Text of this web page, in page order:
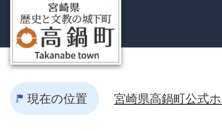
現在の位置 宮崎県高鍋町公式